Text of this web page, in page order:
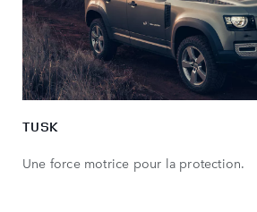
TUSK
Une force motrice pour la protection.